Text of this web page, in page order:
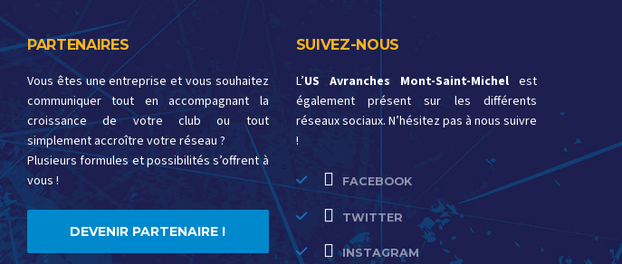
PARTENAIRES
Vous êtes une entreprise et vous souhaitez
communiquer tout en accompagnant la
croissance de votre club ou tout
simplement accroître votre réseau ?
Plusieurs formules et possibilités s’offrent à
vous !
DEVENIR PARTENAIRE !
SUIVEZ-NOUS
L’US Avranches Mont-Saint-Michelest
également présent sur les différents
réseaux sociaux. N’hésitez pas à nous suivre
!
FACEBOOK
TWITTER
INSTAGRAM